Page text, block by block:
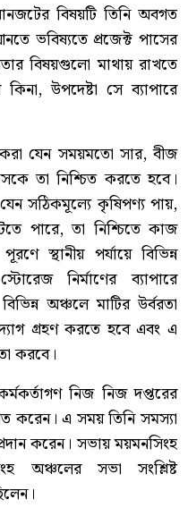
বিষয়টি তিনি অবগত
ভবিষ্যতে প্রজেক্ট পাসের
বিষয়গুলো মাথায় রাখতে
উপদেষ্টা সে ব্যাপারে
যেন সময়মতো সার, বীজ
তা নিশ্চিত করতে হবে।
সঠিকমূল্যে কৃষিপণ্য পায়,
পারে, তা নিশ্চিতে কাজ
স্থানীয় পর্যায়ে বিভিন্ন
নির্মাণের ব্যাপারে
অঞ্চলে মাটির উর্বরতা
গ্রহণ করতে হবে এবং এ
করবে।
নিজ নিজ দপ্তরের
করেন। এ সময় তিনি সমস্যা
করেন। সভায় ময়মনসিংহ
অঞ্চলের সভা সংশ্লিষ্ট